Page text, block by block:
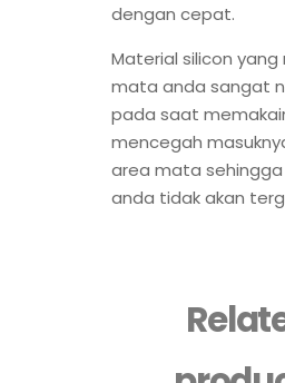
dengan cepat.
Material silicon
mata anda sangat
pada saat
mencegah
area mata
anda tidak akan